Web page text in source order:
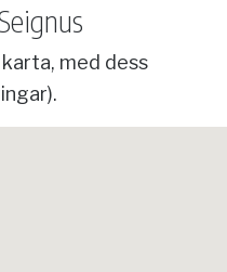
karta, med dess